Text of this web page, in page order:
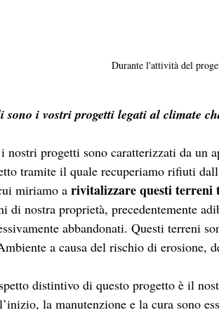
Durante l'attività del
sono i vostri progetti legati al climate
nostri progetti sono caratterizzati da un
tramite il quale recuperiamo rifiuti
miriamo a rivitalizzare questi terreni
di nostra proprietà, precedentemente
abbandonati. Questi terreni
a causa del rischio di erosione,
distintivo di questo progetto è il
la manutenzione e la cura sono